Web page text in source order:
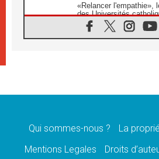
«Relancer l'empathie»,
des Universités
08.08.2026
Signis 2026, donner la
07.08.2026
07.08.2026
de l'Assomption et
Qui sommes-nous ? La
Mentions Legales
Droits